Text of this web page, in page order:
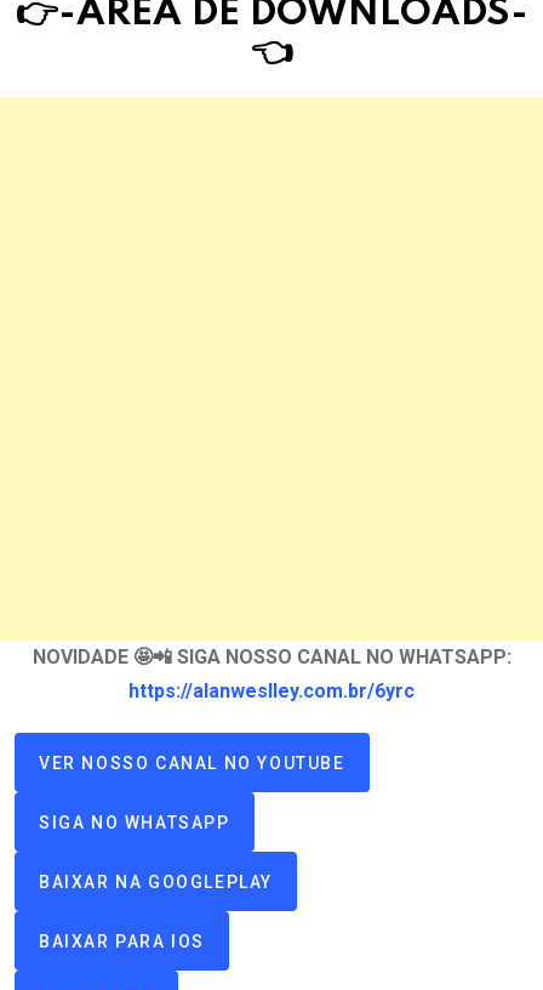
👉-ÁREA DE DOWNLOADS-
👈
NOVIDADE 🤩📲 SIGA NOSSO CANAL NO WHATSAPP:
https://alanweslley.com.br/6yrc
VER NOSSO CANAL NO YOUTUBE
SIGA NO WHATSAPP
BAIXAR NA GOOGLEPLAY
BAIXAR PARA IOS